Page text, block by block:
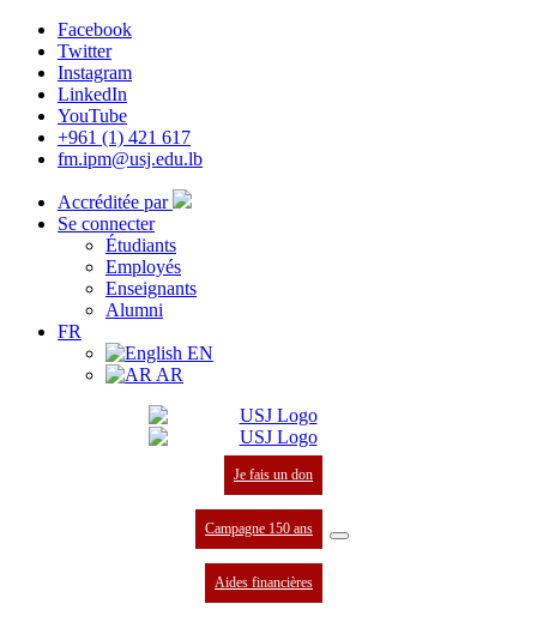
Facebook
Twitter
Instagram
LinkedIn
YouTube
+961 (1) 421 617
fm.ipm@usj.edu.lb
Accréditée par
Se connecter
Étudiants
Employés
Enseignants
Alumni
FR
EN
AR
Je fais un don
Campagne 150 ans
Aides financières